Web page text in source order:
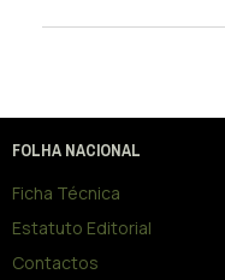
FOLHA NACIONAL
Ficha Técnica
Estatuto Editorial
Contactos